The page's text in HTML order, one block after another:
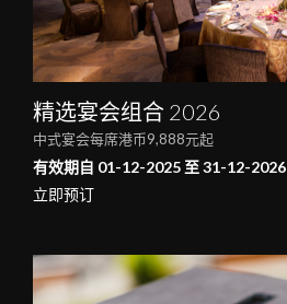
精选宴会组合 2026
中式宴会每席港币9,888元起
有效期自 01-12-2025 至 31-12-2026
立即预订